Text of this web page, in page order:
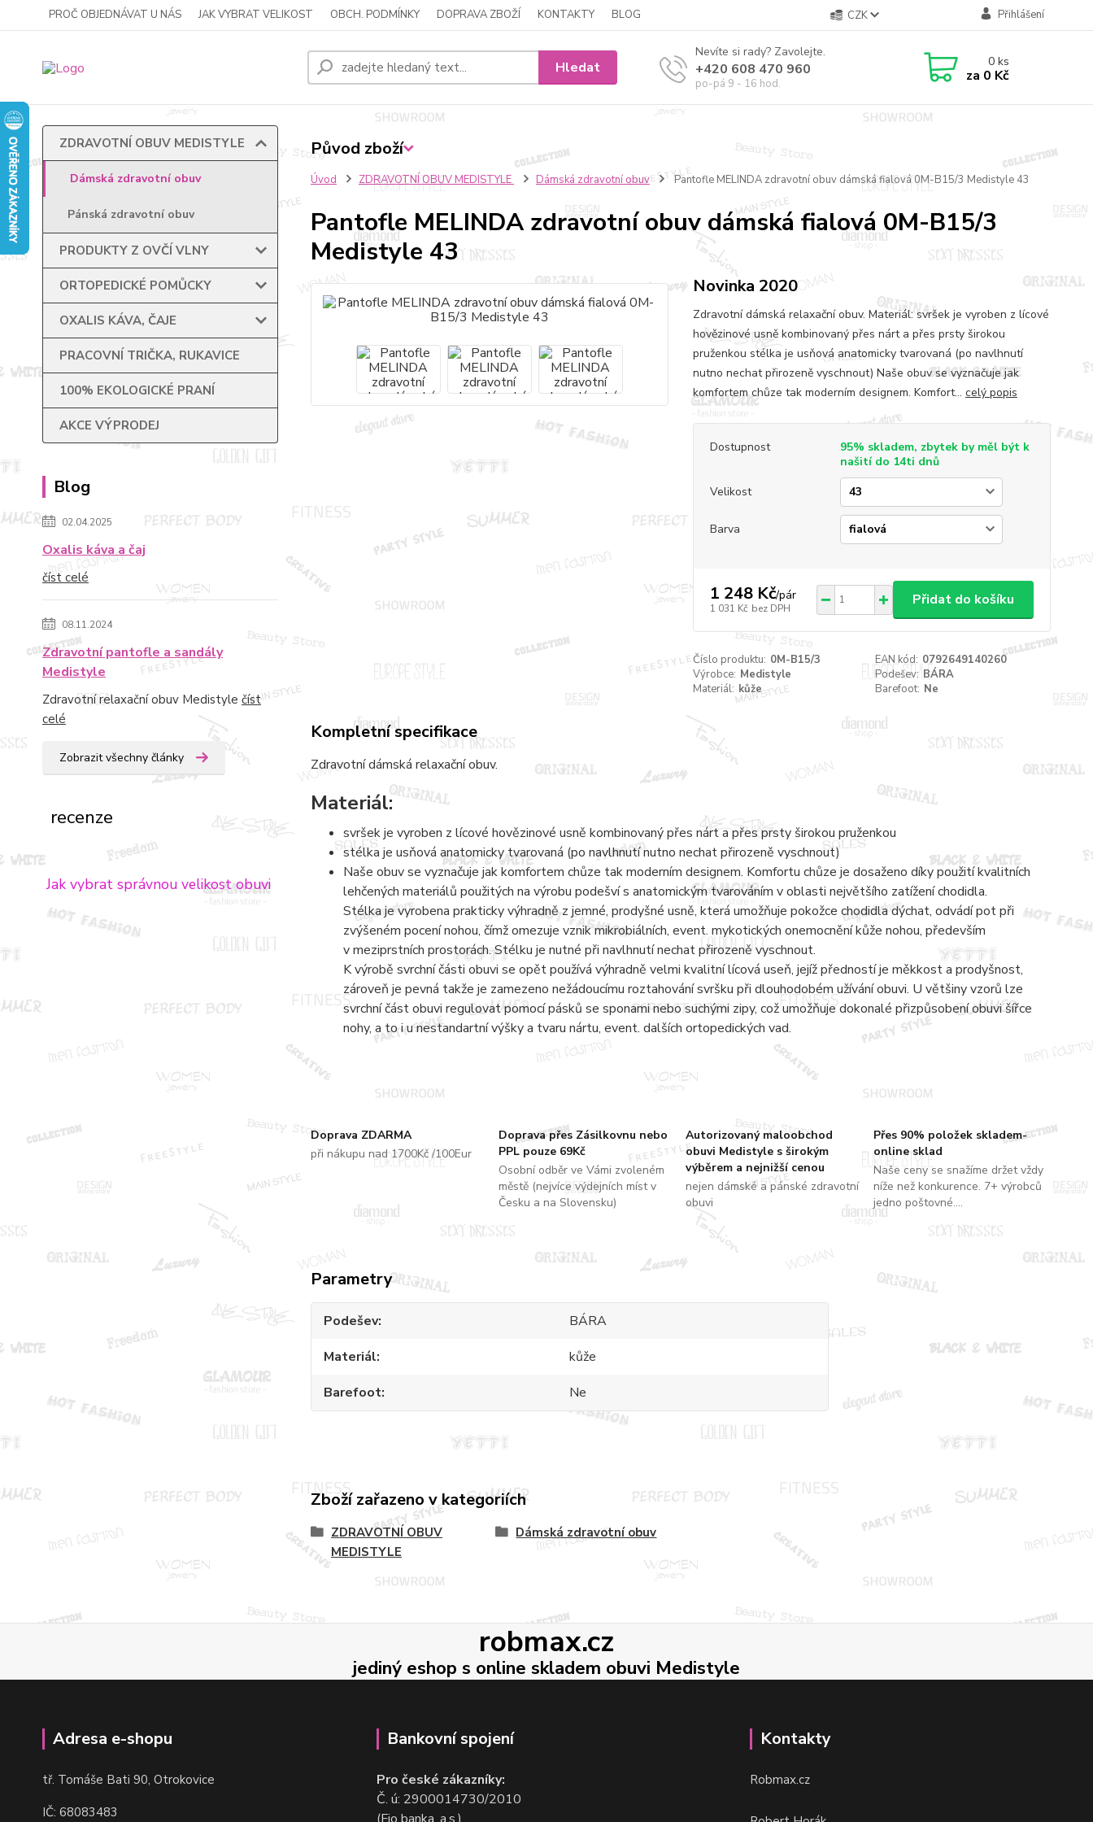
PROČ OBJEDNÁVAT U NÁS JAK VYBRAT VELIKOST OBCH. PODMÍNKY DOPRAVA ZBOŽÍ KONTAKTY BLOG CZK Přihlášení
Hledat
Nevíte si rady? Zavolejte.
+420 608 470 960
po-pá 9 - 16 hod.
0ks
za 0 Kč
ZDRAVOTNÍ OBUV MEDISTYLE
Dámská zdravotní obuv
Pánská zdravotní obuv
PRODUKTY Z OVČÍ VLNY
ORTOPEDICKÉ POMŮCKY
OXALIS KÁVA, ČAJE
PRACOVNÍ TRIČKA, RUKAVICE
100% EKOLOGICKÉ PRANÍ
AKCE VÝPRODEJ
Blog
02.04.2025
Oxalis káva a čaj
číst celé
08.11.2024
Zdravotní pantofle a sandály
Medistyle
Zdravotní relaxační obuv Medistyle číst
celé
Zobrazit všechny články
recenze
Jak vybrat správnou velikost obuvi
Úvod ZDRAVOTNÍ OBUV MEDISTYLE Dámská zdravotní obuv Pantofle MELINDA zdravotní obuv dámská fialová 0M-B15/3 Medistyle 43
Pantofle MELINDA zdravotní obuv dámská fialová 0M-B15/3
Medistyle 43
Novinka 2020
Zdravotní dámská relaxační obuv. Materiál: svršek je vyroben z lícové
hovězinové usně kombinovaný přes nárt a přes prsty širokou
pruženkou stélka je usňová anatomicky tvarovaná (po navlhnutí
nutno nechat přirozeně vyschnout) Naše obuv se vyznačuje jak
komfortem chůze tak moderním designem. Komfort... celý popis
Dostupnost
95% skladem, zbytek by měl být k
našití do 14ti dnů
Velikost
Barva
1 248 Kč/pár
1 031 Kč bez DPH
Přidat do košíku
Číslo produktu: 0M-B15/3 EAN kód: 0792649140260
Výrobce: Medistyle Podešev: BÁRA
Materiál: kůže Barefoot: Ne
Doprava ZDARMA
při nákupu nad 1700Kč /100Eur
Doprava přes Zásilkovnu nebo
PPL pouze 69Kč
Osobní odběr ve Vámi zvoleném
městě (nejvíce výdejních míst v
Česku a na Slovensku)
Autorizovaný maloobchod
obuvi Medistyle s širokým
výběrem a nejnižší cenou
nejen dámské a pánské zdravotní
obuvi
Přes 90% položek skladem-
online sklad
Naše ceny se snažíme držet vždy
níže než konkurence. 7+ výrobců
jedno poštovné....
Kompletní specifikace
Zdravotní dámská relaxační obuv.
Materiál:
svršek je vyroben z lícové hovězinové usně kombinovaný přes nárt a přes prsty širokou pruženkou
stélka je usňová anatomicky tvarovaná (po navlhnutí nutno nechat přirozeně vyschnout)
Naše obuv se vyznačuje jak komfortem chůze tak moderním designem. Komfortu chůze je dosaženo díky použití kvalitních
lehčených materiálů použitých na výrobu podešví s anatomickým tvarováním v oblasti největšího zatížení chodidla.
Stélka je vyrobena prakticky výhradně z jemné, prodyšné usně, která umožňuje pokožce chodidla dýchat, odvádí pot při
zvýšeném pocení nohou, čímž omezuje vznik mikrobiálních, event. mykotických onemocnění kůže nohou, především
v meziprstních prostorách. Stélku je nutné při navlhnutí nechat přirozeně vyschnout.
K výrobě svrchní části obuvi se opět používá výhradně velmi kvalitní lícová useň, jejíž předností je měkkost a prodyšnost,
zároveň je pevná takže je zamezeno nežádoucímu roztahování svršku při dlouhodobém užívání obuvi. U většiny vzorů lze
svrchní část obuvi regulovat pomocí pásků se sponami nebo suchými zipy, což umožňuje dokonalé přizpůsobení obuvi šířce
nohy, a to i u nestandartní výšky a tvaru nártu, event. dalších ortopedických vad.
Původ zboží
Parametry
Podešev
BÁRA
Materiál
kůže
Barefoot
Ne
Zboží zařazeno v kategoriích
ZDRAVOTNÍ OBUV
MEDISTYLE
Dámská zdravotní obuv
robmax.cz
jediný eshop s online skladem obuvi Medistyle
Adresa e-shopu
tř. Tomáše Bati 90, Otrokovice
IČ: 68083483
Bankovní spojení
Pro české zákazníky:
Č. ú: 2900014730/2010
(Fio banka, a.s.)
Kontakty
Robmax.cz